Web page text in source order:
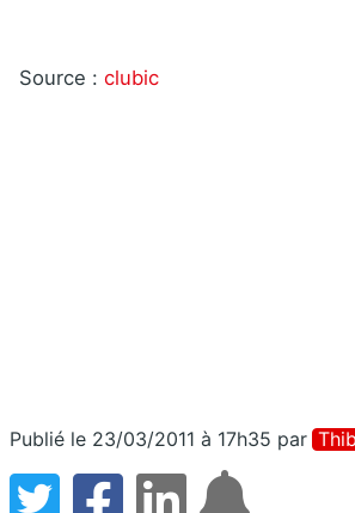
Source : clubic
Publié le 23/03/2011 à 17h35 par